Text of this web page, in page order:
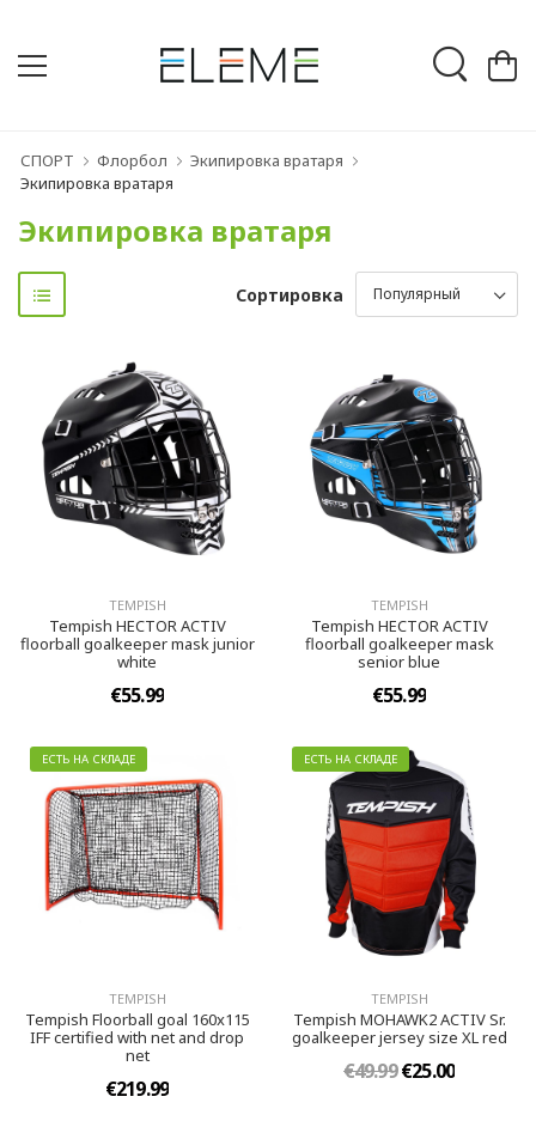
СПОРТ Флорбол
Экипировка вратаря
Экипировка вратаря
Экипировка вратаря
Сортировка
TEMPISH
Tempish HECTOR ACTIV
floorball goalkeeper mask junior
white
€55.99
TEMPISH
Tempish HECTOR ACTIV
floorball goalkeeper mask
senior blue
€55.99
ЕСТЬ НА СКЛАДЕ
TEMPISH
Tempish Floorball goal 160x115
IFF certified with net and drop
net
€219.99
ЕСТЬ НА СКЛАДЕ
TEMPISH
Tempish MOHAWK2 ACTIV Sr.
goalkeeper jersey size XL red
€49.99€25.00